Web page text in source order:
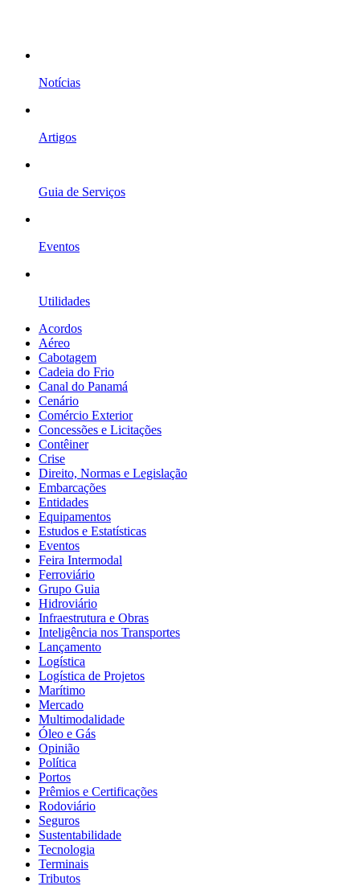
Notícias
Artigos
Guia de Serviços
Eventos
Utilidades
Acordos
Aéreo
Cabotagem
Cadeia do Frio
Canal do Panamá
Cenário
Comércio Exterior
Concessões e Licitações
Contêiner
Crise
Direito, Normas e Legislação
Embarcações
Entidades
Equipamentos
Estudos e Estatísticas
Eventos
Feira Intermodal
Ferroviário
Grupo Guia
Hidroviário
Infraestrutura e Obras
Inteligência nos Transportes
Lançamento
Logística
Logística de Projetos
Marítimo
Mercado
Multimodalidade
Óleo e Gás
Opinião
Política
Portos
Prêmios e Certificações
Rodoviário
Seguros
Sustentabilidade
Tecnologia
Terminais
Tributos